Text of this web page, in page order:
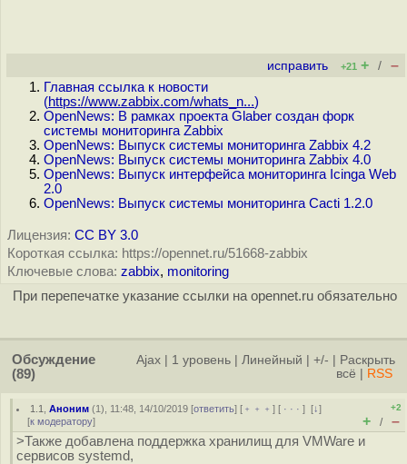
исправить +21 + / –
Главная ссылка к новости
(https://www.zabbix.com/whats_n...)
OpenNews: В рамках проекта Glaber создан форк
системы мониторинга Zabbix
OpenNews: Выпуск системы мониторинга Zabbix 4.2
OpenNews: Выпуск системы мониторинга Zabbix 4.0
OpenNews: Выпуск интерфейса мониторинга Icinga Web
2.0
OpenNews: Выпуск системы мониторинга Cacti 1.2.0
Лицензия: CC BY 3.0
Короткая ссылка: https://opennet.ru/51668-zabbix
Ключевые слова: zabbix, monitoring
При перепечатке указание ссылки на opennet.ru обязательно
Обсуждение
(89)
Ajax 1 уровень Линейный +/-
Раскрыть
всё
RSS
1.1 ,Аноним (1), 11:48, 14/10/2019 [ответить] [ ﹢﹢﹢] [ · · ·][↓]
[к модератору]
+2
+ / –
>Также добавлена поддержка хранилищ для VMWare и
сервисов systemd,